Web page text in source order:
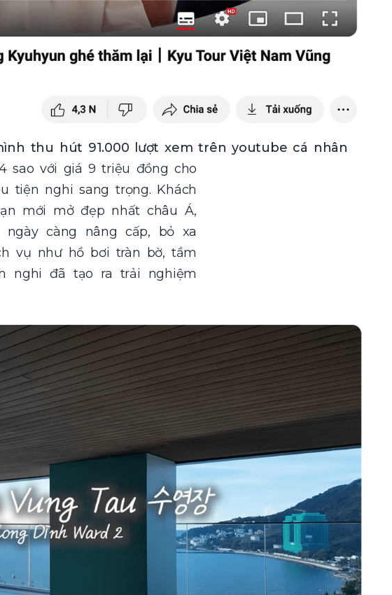
thu hút 91.000 lượt xem trên youtube cá nhân
sao với giá 9 triệu đồng cho
tiện nghi sang trọng. Khách
mới mở đẹp nhất châu Á,
càng nâng cấp, bỏ xa
vụ như hồ bơi tràn bờ, tầm
nghi đã tạo ra trải nghiệm